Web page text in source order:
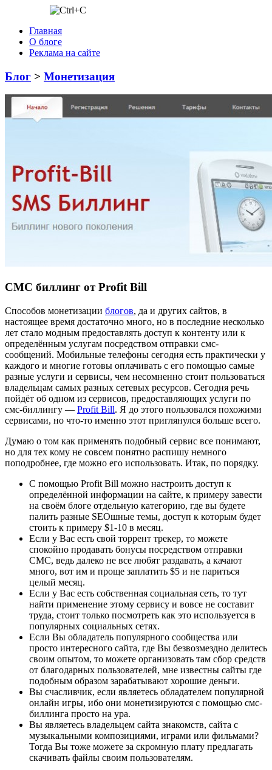
Главная
О блоге
Реклама на сайте
Блог > Монетизация
СМС биллинг от Profit Bill
Способов монетизации блогов, да и других сайтов, в
настоящее время достаточно много, но в последние несколько
лет стало модным предоставлять доступ к контенту или к
определённым услугам посредством отправки смс-
сообщений. Мобильные телефоны сегодня есть практически у
каждого и многие готовы оплачивать с его помощью самые
разные услуги и сервисы, чем несомненно стоит пользоваться
владельцам самых разных сетевых ресурсов. Сегодня речь
пойдёт об одном из сервисов, предоставляющих услуги по
смс-биллингу — Profit Bill. Я до этого пользовался похожими
сервисами, но что-то именно этот приглянулся больше всего.
Думаю о том как применять подобный сервис все понимают,
но для тех кому не совсем понятно распишу немного
поподробнее, где можно его использовать. Итак, по порядку.
С помощью Profit Bill можно настроить доступ к
определённой информации на сайте, к примеру завести
на своём блоге отдельную категорию, где вы будете
палить разные SEOшные темы, доступ к которым будет
стоить к примеру $1-10 в месяц.
Если у Вас есть свой торрент трекер, то можете
спокойно продавать бонусы посредством отправки
СМС, ведь далеко не все любят раздавать, а качают
много, вот им и проще заплатить $5 и не париться
целый месяц.
Если у Вас есть собственная социальная сеть, то тут
найти применение этому сервису и вовсе не составит
труда, стоит только посмотреть как это используется в
популярных социальных сетях.
Если Вы обладатель популярного сообщества или
просто интересного сайта, где Вы безвозмездно делитесь
своим опытом, то можете организовать там сбор средств
от благодарных пользователей, мне известны сайты где
подобным образом зарабатывают хорошие деньги.
Вы счасливчик, если являетесь обладателем популярной
онлайн игры, ибо они монетизируются с помощью смс-
биллинга просто на ура.
Вы являетесь владельцем сайта знакомств, сайта с
музыкальными композициями, играми или фильмами?
Тогда Вы тоже можете за скромную плату предлагать
скачивать файлы своим пользователям.